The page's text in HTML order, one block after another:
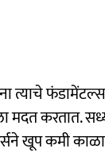
त्याचे
मदत करतात.
खूप कमी